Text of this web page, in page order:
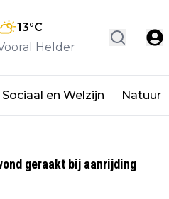
13°C
Helder
Sociaal en Welzijn Natuur
geraakt bij aanrijding